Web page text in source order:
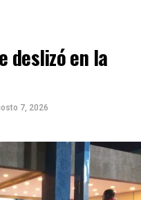
deslizó en la
7, 2026